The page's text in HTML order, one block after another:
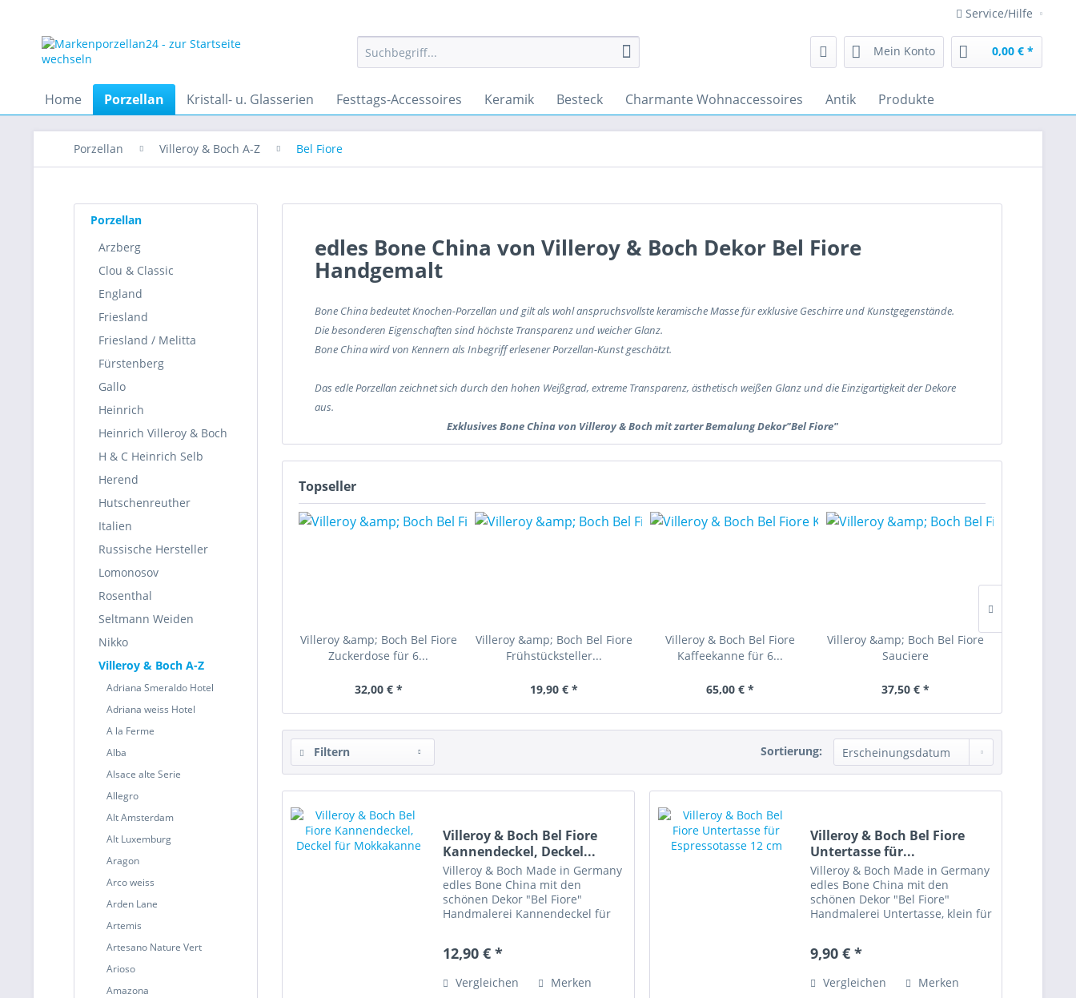
Service/Hilfe
Mein Konto 0,00 € *
Home Porzellan Kristall- u. Glasserien Festtags-Accessoires Keramik Besteck Charmante Wohnaccessoires Antik Produkte
Porzellan Villeroy & Boch A-Z Bel Fiore
Porzellan
Arzberg
Clou & Classic
England
Friesland
Friesland / Melitta
Fürstenberg
Gallo
Heinrich
Heinrich Villeroy & Boch
H & C Heinrich Selb
Herend
Hutschenreuther
Italien
Russische Hersteller
Lomonosov
Rosenthal
Seltmann Weiden
Nikko
Villeroy & Boch A-Z
Adriana Smeraldo Hotel
Adriana weiss Hotel
A la Ferme
Alba
Alsace alte Serie
Allegro
Alt Amsterdam
Alt Luxemburg
Aragon
Arco weiss
Arden Lane
Artemis
Artesano Nature Vert
Arioso
Amazona
edles Bone China von Villeroy & Boch Dekor Bel Fiore
Handgemalt
Bone China bedeutet Knochen-Porzellan und gilt als wohl anspruchsvollste keramische Masse für exklusive Geschirre und Kunstgegenstände.
Die besonderen Eigenschaften sind höchste Transparenz und weicher Glanz.
Bone China wird von Kennern als Inbegriff erlesener Porzellan-Kunst geschätzt.
Das edle Porzellan zeichnet sich durch den hohen Weißgrad, extreme Transparenz, ästhetisch weißen Glanz und die Einzigartigkeit der Dekore
aus.
Exklusives Bone China von Villeroy & Boch mit zarter Bemalung Dekor"Bel Fiore"
Topseller
Villeroy &amp; Boch Bel Fiore
Zuckerdose für 6...
32,00 € *
Villeroy &amp; Boch Bel Fiore
Frühstücksteller...
19,90 € *
Villeroy & Boch Bel Fiore
Kaffeekanne für 6...
65,00 € *
Villeroy &amp; Boch Bel Fiore
Sauciere
37,50 € *
Filtern Sortierung:
Villeroy & Boch Bel Fiore
Kannendeckel, Deckel...
Villeroy & Boch Made in Germany
edles Bone China mit den
schönen Dekor "Bel Fiore"
Handmalerei Kannendeckel für
Spülmaschinenfest • Sehr gut
12,90 € *
Vergleichen Merken
Villeroy & Boch Bel Fiore
Untertasse für...
Villeroy & Boch Made in Germany
edles Bone China mit den
schönen Dekor "Bel Fiore"
Handmalerei Untertasse, klein für
Artikelzustand: gebraucht, gut
der...
9,90 € *
Vergleichen Merken